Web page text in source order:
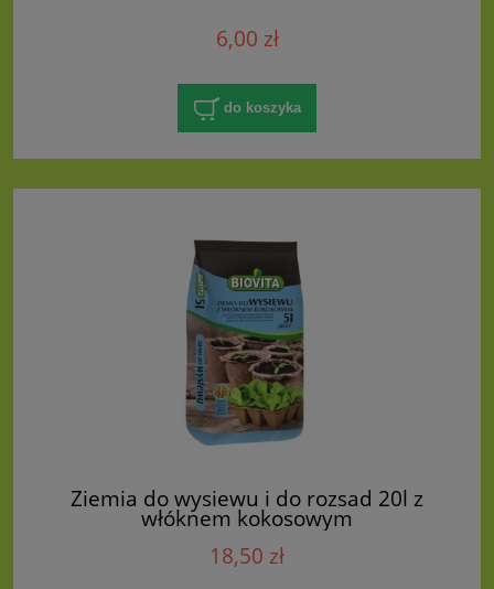
6,00 zł
do koszyka
Ziemia do wysiewu i do rozsad 20l z
włóknem kokosowym
18,50 zł